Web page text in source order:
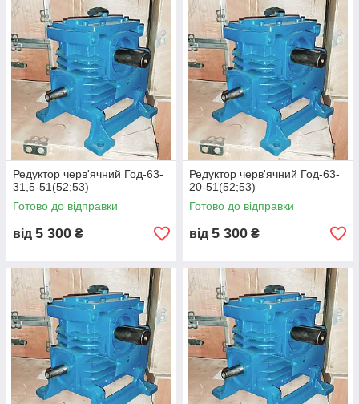
Редуктор черв'ячний Год-63-
31,5-51(52;53)
Готово до відправки
від 5 300 ₴
Редуктор черв'ячний Год-63-
20-51(52;53)
Готово до відправки
від 5 300 ₴